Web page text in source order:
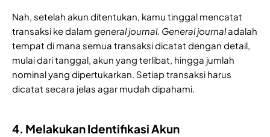
Nah, setelah akun ditentukan, kamu tinggal mencatat
transaksi ke dalam general journal. General journaladalah
tempat di mana semua transaksi dicatat dengan detail,
mulai dari tanggal, akun yang terlibat, hingga jumlah
nominal yang dipertukarkan. Setiap transaksi harus
dicatat secara jelas agar mudah dipahami.
4. Melakukan Identifikasi Akun